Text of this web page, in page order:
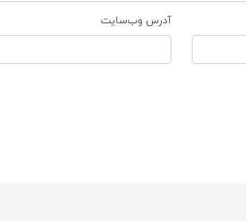
آدرس وب‌سایت